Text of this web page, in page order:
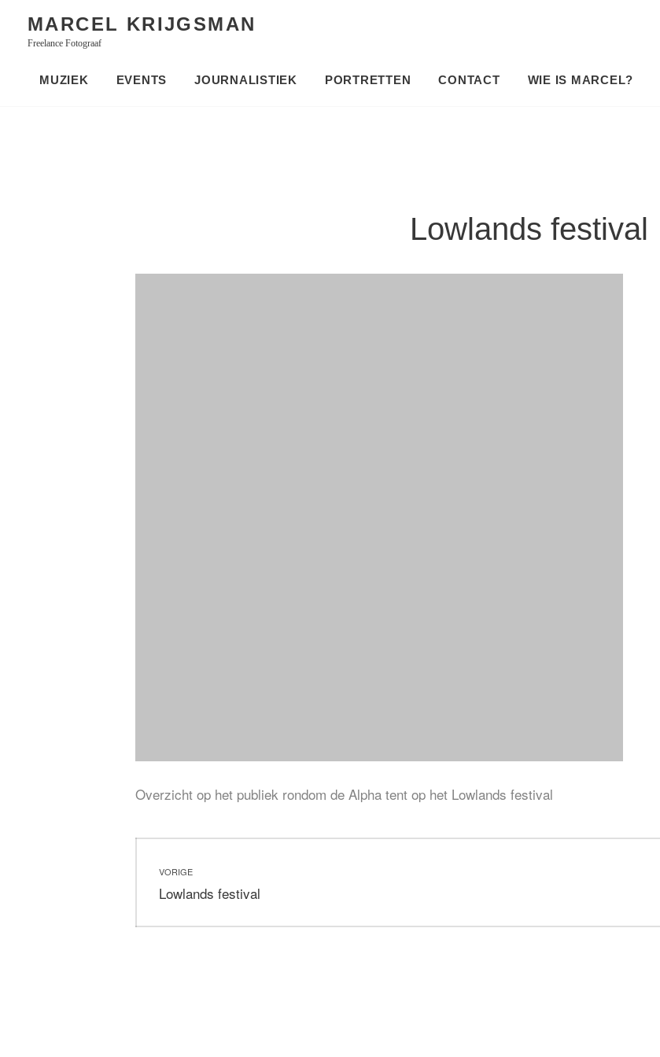
content
MARCEL KRIJGSMAN
Freelance Fotograaf
MUZIEK EVENTS JOURNALISTIEK PORTRETTEN CONTACT WIE IS MARCEL?
Lowlands festival
Overzicht op het publiek rondom de Alpha tent op het Lowlands festival
navigatie
VORIGE
Vorig
Lowlands festival